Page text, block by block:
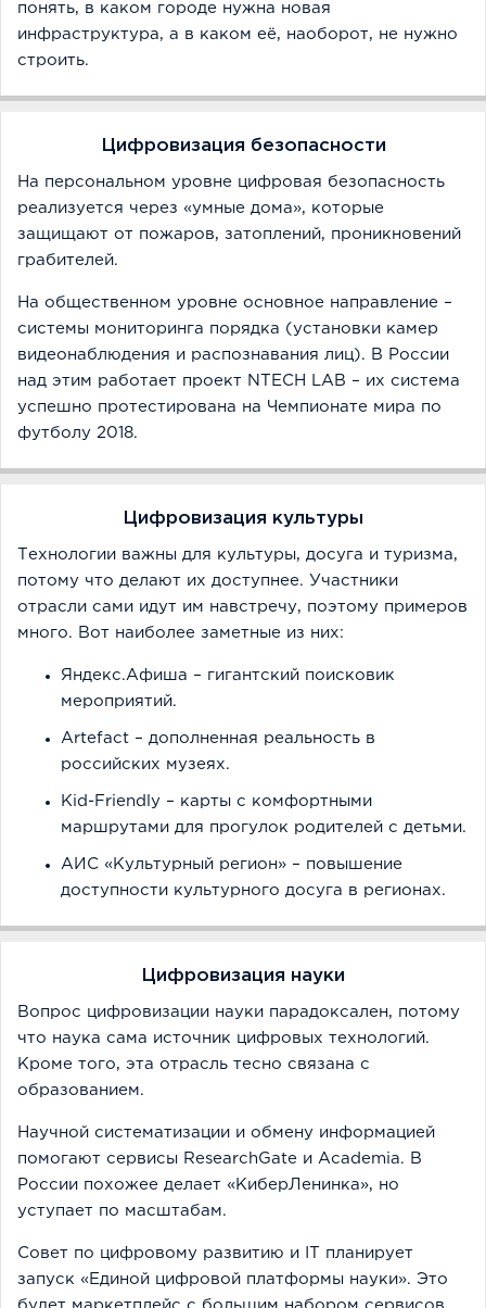
понять, в каком городе нужна новая
инфраструктура, а в каком её, наоборот, не нужно
строить.
Цифровизация безопасности
На персональном уровне цифровая безопасность
реализуется через «умные дома», которые
защищают от пожаров, затоплений, проникновений
грабителей.
На общественном уровне основное направление –
системы мониторинга порядка (установки камер
видеонаблюдения и распознавания лиц). В России
над этим работает проект NTECH LAB – их система
успешно протестирована на Чемпионате мира по
футболу 2018.
Цифровизация культуры
Технологии важны для культуры, досуга и туризма,
потому что делают их доступнее. Участники
отрасли сами идут им навстречу, поэтому примеров
много. Вот наиболее заметные из них:
Яндекс.Афиша – гигантский поисковик
мероприятий.
Artefact – дополненная реальность в
российских музеях.
Kid-Friendly – карты с комфортными
маршрутами для прогулок родителей с детьми.
АИС «Культурный регион» – повышение
доступности культурного досуга в регионах.
Цифровизация науки
Вопрос цифровизации науки парадоксален, потому
что наука сама источник цифровых технологий.
Кроме того, эта отрасль тесно связана с
образованием.
Научной систематизации и обмену информацией
помогают сервисы ResearchGate и Academia. В
России похожее делает «КиберЛенинка», но
уступает по масштабам.
Совет по цифровому развитию и IT планирует
запуск «Единой цифровой платформы науки». Это